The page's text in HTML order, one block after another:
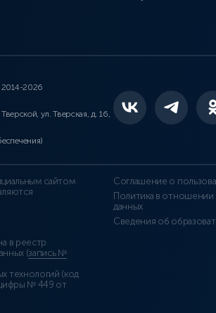
2014-2026
ул. Тверская, д. 16,
сайтом
в реестр
(запись №
технологий (код
№ 449 от
Соглашение о
Политика в
данных
Сведения об